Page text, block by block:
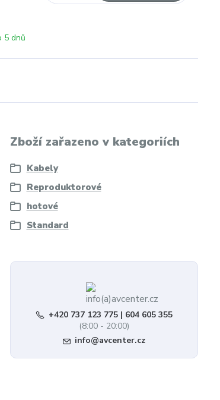
5 dnů
Zboží zařazeno v kategoriích
Kabely
Reproduktorové
hotové
Standard
+420 737 123 775 | 604 605 355
(8:00 - 20:00)
info@avcenter.cz